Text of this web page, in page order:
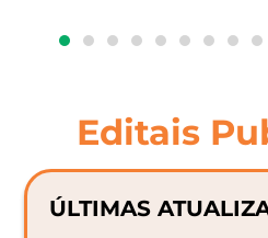
Editais
ÚLTIMAS